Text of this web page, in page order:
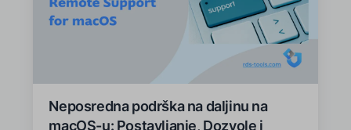
Neposredna podrška na daljinu na
macOS-u: Postavljanje, Dozvole i